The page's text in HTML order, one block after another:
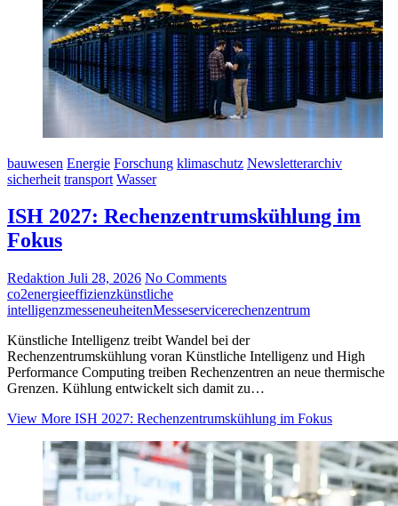
bauwesen Energie Forschung klimaschutz Newsletterarchiv
sicherheit transport Wasser
ISH 2027: Rechenzentrumskühlung im
Fokus
Redaktion Juli 28, 2026 No Comments
co2energieeffizienzkünstliche
intelligenzmesseneuheitenMesseservicerechenzentrum
Künstliche Intelligenz treibt Wandel bei der
Rechenzentrumskühlung voran Künstliche Intelligenz und High
Performance Computing treiben Rechenzentren an neue thermische
Grenzen. Kühlung entwickelt sich damit zu…
View More ISH 2027: Rechenzentrumskühlung im Fokus